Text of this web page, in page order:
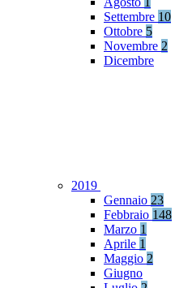
Settembre 10
Ottobre 5
Novembre 2
Dicembre
2019
Gennaio 23
Febbraio 148
Marzo 1
Aprile 1
Maggio 2
Giugno